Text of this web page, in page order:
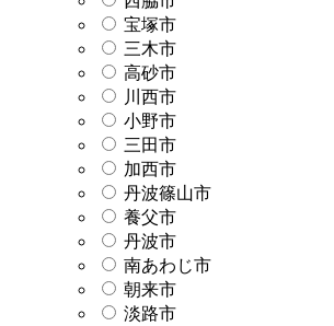
宝塚市
三木市
高砂市
川西市
小野市
三田市
加西市
丹波篠山市
養父市
丹波市
南あわじ市
朝来市
淡路市